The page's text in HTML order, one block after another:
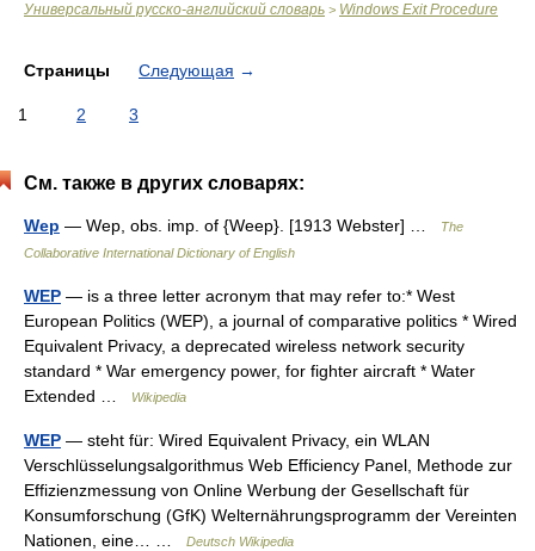
Универсальный русско-английский словарь > Windows Exit Procedure
Страницы Следующая →
1 2 3
См. также в других словарях:
Wep — Wep, obs. imp. of {Weep}. [1913 Webster] …
The
Collaborative International Dictionary of English
WEP — is a three letter acronym that may refer to:* West
European Politics (WEP), a journal of comparative politics * Wired
Equivalent Privacy, a deprecated wireless network security
standard * War emergency power, for fighter aircraft * Water
Extended …
Wikipedia
WEP — steht für: Wired Equivalent Privacy, ein WLAN
Verschlüsselungsalgorithmus Web Efficiency Panel, Methode zur
Effizienzmessung von Online Werbung der Gesellschaft für
Konsumforschung (GfK) Welternährungsprogramm der Vereinten
Nationen, eine… …
Deutsch Wikipedia